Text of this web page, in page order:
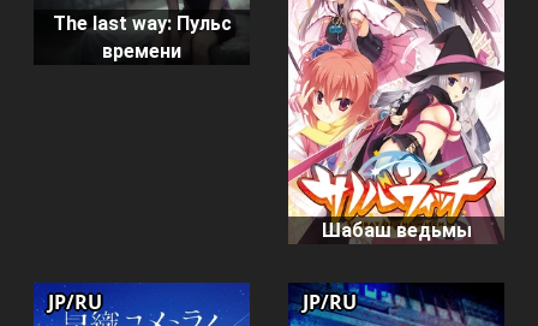
The last way: Пульс
времени
Шабаш ведьмы
JP/RU JP/RU